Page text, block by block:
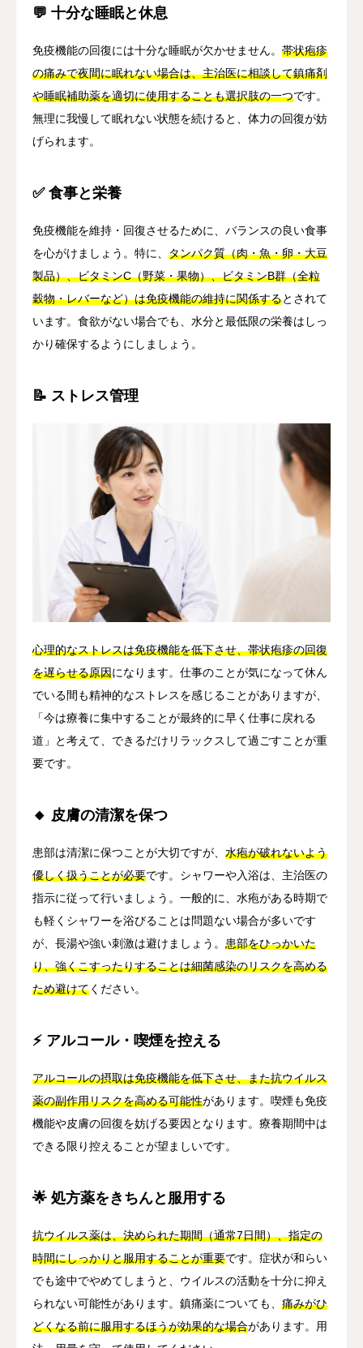
💬 十分な睡眠と休息
免疫機能の回復には十分な睡眠が欠かせません。 帯状疱疹
の痛みで夜間に眠れない場合は、主治医に相談して鎮痛剤
や睡眠補助薬を適切に使用することも選択肢の一つです。
無理に我慢して眠れない状態を続けると、体力の回復が妨
げられます。
✅ 食事と栄養
免疫機能を維持・回復させるために、バランスの良い食事
を心がけましょう。特に、 タンパク質（肉・魚・卵・大豆
製品）、ビタミンC（野菜・果物）、ビタミンB群（全粒
穀物・レバーなど）は免疫機能の維持に関係するとされて
います。食欲がない場合でも、水分と最低限の栄養はしっ
かり確保するようにしましょう。
📝 ストレス管理
心理的なストレスは免疫機能を低下させ、帯状疱疹の回復
を遅らせる原因になります。仕事のことが気になって休ん
でいる間も精神的なストレスを感じることがありますが、
「今は療養に集中することが最終的に早く仕事に戻れる
道」と考えて、できるだけリラックスして過ごすことが重
要です。
🔸 皮膚の清潔を保つ
患部は清潔に保つことが大切ですが、 水疱が破れないよう
優しく扱うことが必要です。シャワーや入浴は、主治医の
指示に従って行いましょう。一般的に、水疱がある時期で
も軽くシャワーを浴びることは問題ない場合が多いです
が、長湯や強い刺激は避けましょう。 患部をひっかいた
り、強くこすったりすることは細菌感染のリスクを高める
ため避けてください。
⚡ アルコール・喫煙を控える
アルコールの摂取は免疫機能を低下させ、また抗ウイルス
薬の副作用リスクを高める可能性があります。喫煙も免疫
機能や皮膚の回復を妨げる要因となります。療養期間中は
できる限り控えることが望ましいです。
🌟 処方薬をきちんと服用する
抗ウイルス薬は、決められた期間（通常7日間）、指定の
時間にしっかりと服用することが重要です。症状が和らい
でも途中でやめてしまうと、ウイルスの活動を十分に抑え
られない可能性があります。鎮痛薬についても、 痛みがひ
どくなる前に服用するほうが効果的な場合があります。用